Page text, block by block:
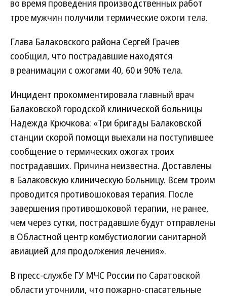
во время проведения производственных работ
трое мужчин получили термические ожоги тела.
Глава Балаковского района Сергей Грачев
сообщил, что пострадавшие находятся
в реанимации с ожогами 40, 60 и 90% тела.
Инцидент прокомментировала главный врач
Балаковской городской клинической больницы
Надежда Крючкова: «Три бригады Балаковской
станции скорой помощи выехали на поступившее
сообщение о термических ожогах троих
пострадавших. Причина неизвестна. Доставлены
в Балаковскую клиническую больницу. Всем троим
проводится противошоковая терапия. После
завершения противошоковой терапии, не ранее,
чем через сутки, пострадавшие будут отправлены
в Областной центр комбустиологии санитарной
авиацией для продолжения лечения».
В пресс-службе ГУ МЧС России по Саратовской
области уточнили, что пожарно-спасательные